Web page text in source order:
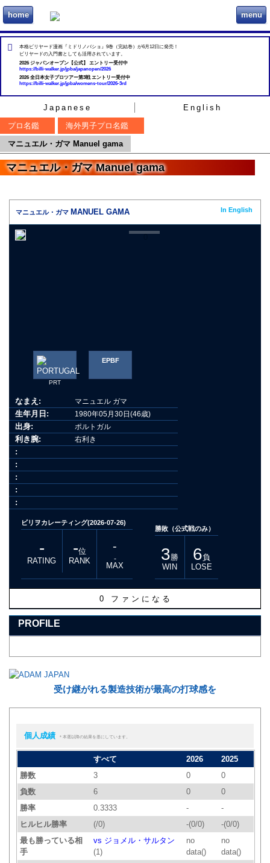
home ビリヲカ menu
本格ビリヤード漫画『ミドリノバショ』9巻（完結巻）が6月12日に発売！
ビリヤードの入門書としても活用されています。
2026 ジャパンオープン【公式】 エントリー受付中
https://billi-walker.jp/jpba/japanopen/2026
2026 全日本女子プロツアー第3戦 エントリー受付中
https://billi-walker.jp/jpba/womens-tour/2026-3rd
Japanese
English
プロ名鑑
海外男子プロ名鑑
マニュエル・ガマ Manuel gama
マニュエル・ガマ Manuel gama
In English
マニュエル・ガマ MANUEL GAMA
なまえ: マニュエル ガマ
生年月日: 1980年05月30日(46歳)
出身: ポルトガル
利き腕: 右利き
:
:
:
:
:
PRT
EPBF
ビリヲカレーティング(2026-07-26)
-
RATING
-位
RANK
-
-
MAX
勝敗（公式戦のみ）
3勝
WIN
6負
LOSE
0 ファンになる
PROFILE
受け継がれる製造技術が最高の打球感を
個人成績 ＊本選以降の結果を基にしています。
すべて 2026
2025
勝数
3 0
0
負数
6 0
0
勝率
0.3333 -
-
ヒルヒル勝率
(/0) -(0/0)
-(0/0)
最も勝っている相
手
vs ジョメル・サルタン
(1)
no
data()
no
data()